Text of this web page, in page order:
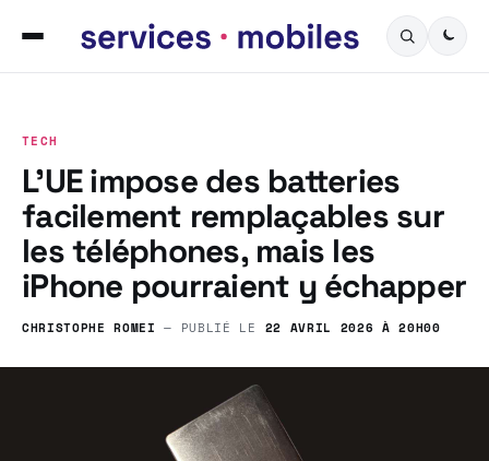
TECH
L’UE impose des batteries
facilement remplaçables sur
les téléphones, mais les
iPhone pourraient y échapper
CHRISTOPHE ROMEI — PUBLIÉ LE 22 AVRIL 2026 À 20H00